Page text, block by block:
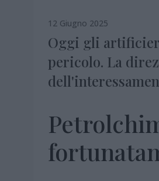
12 Giugno 2025
Oggi gli
pericolo. La